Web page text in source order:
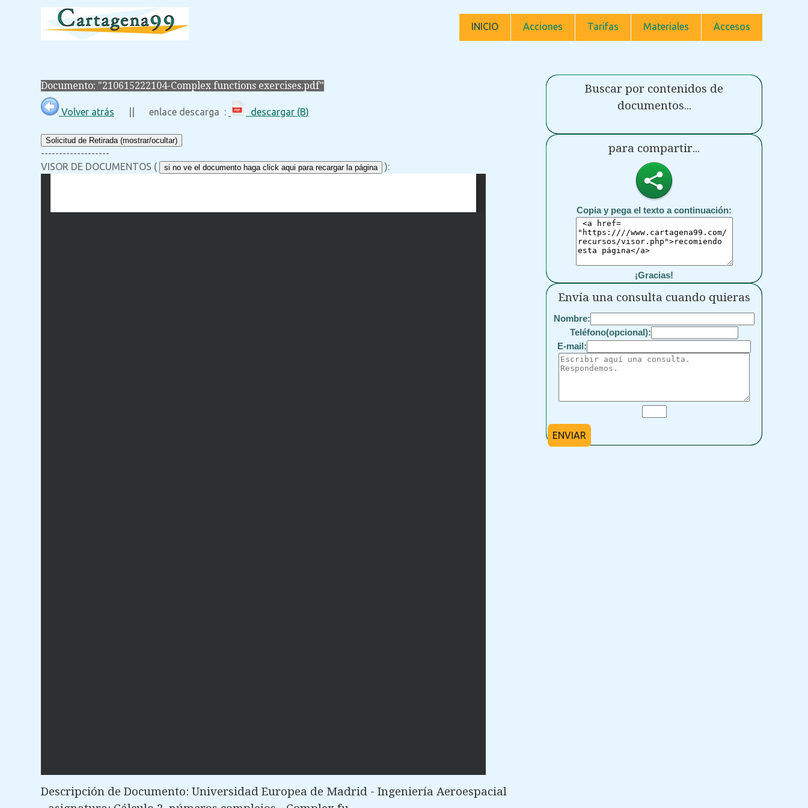
INICIO Acciones Tarifas Materiales Accesos
Documento: "210615222104-Complex functions exercises.pdf"
Volver atrás || enlace descarga : descargar (B)
Solicitud de Retirada (mostrar/ocultar)
-------------------
VISOR DE DOCUMENTOS (
si no ve el documento haga click aqui para recargar la página ):
Descripción de Documento: Universidad Europea de Madrid - Ingeniería Aeroespacial
Buscar por contenidos de
documentos...
para compartir...
Copia y pega el texto a continuación:
¡Gracias!
Envía una consulta cuando quieras
Nombre:
Teléfono(opcional):
E-mail:
ENVIAR